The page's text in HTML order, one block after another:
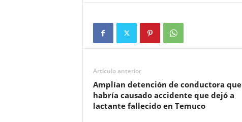
Artículo anterior
Amplían detención de conductora que
habría causado accidente que dejó a
lactante fallecido en Temuco